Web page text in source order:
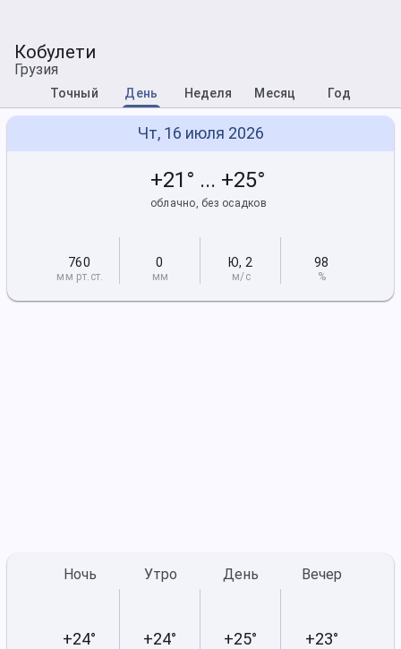
Кобулети
Грузия
Точный День Неделя Месяц Год
Чт, 16 июля 2026
+21° ... +25°
облачно, без осадков
760
мм рт.ст.
0
мм
Ю, 2
м/с
98
%
Ночь
+24°
Утро
+24°
День
+25°
Вечер
+23°